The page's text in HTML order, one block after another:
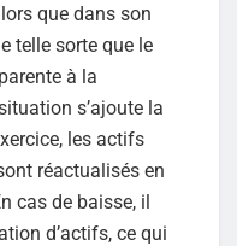
que dans son
telle sorte que le
à la
s’ajoute la
les actifs
réactualisés en
cas de baisse, il
d’actifs, ce qui